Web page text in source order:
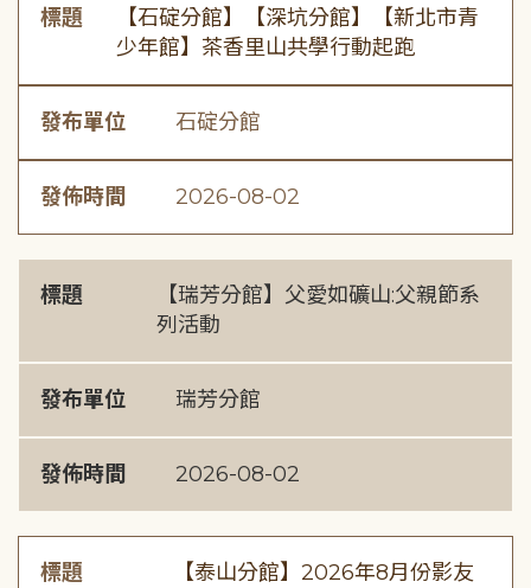
標題
【石碇分館】【深坑分館】【新北市青
少年館】茶香里山共學行動起跑
發布單位 石碇分館
發佈時間 2026-08-02
標題
【瑞芳分館】父愛如礦山:父親節系
列活動
發布單位 瑞芳分館
發佈時間 2026-08-02
標題
【泰山分館】2026年8月份影友